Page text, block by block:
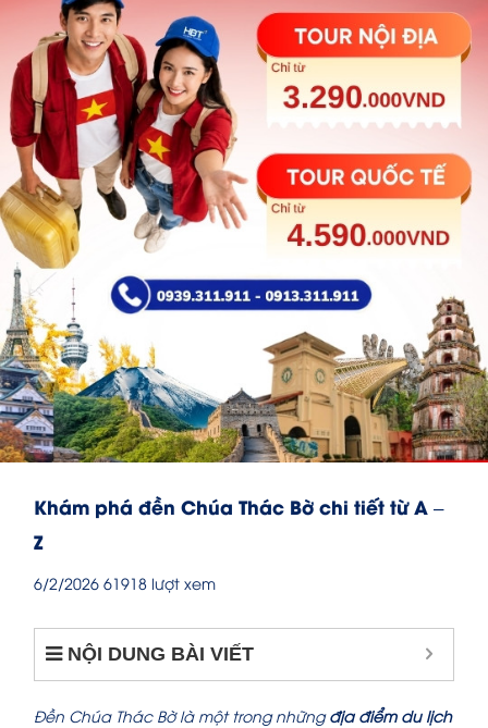
Khám phá đền Chúa Thác Bờ chi tiết từ A –
Z
6/2/2026 61918 lượt xem
NỘI DUNG BÀI VIẾT
Đền Chúa Thác Bờ là một trong nhữngđịa điểm du lịch